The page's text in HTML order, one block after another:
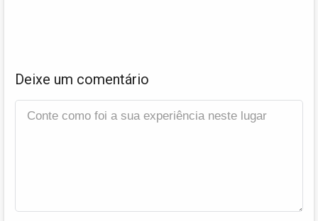
Deixe um comentário